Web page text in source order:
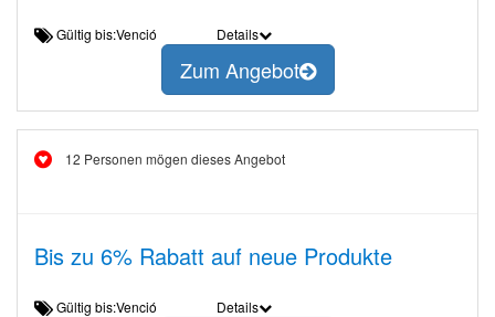
Gültig bis:Venció Details
Zum Angebot
12 Personen mögen dieses Angebot
Bis zu 6% Rabatt auf neue Produkte
Gültig bis:Venció Details